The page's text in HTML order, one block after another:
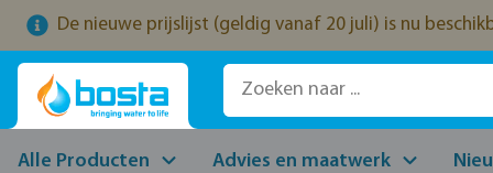
de hoofdinhoud
Ga naar de zoekopdracht
Ga naar de hoofdnavigatie
De nieuwe prijslijst (geldig vanaf 20 juli) is nu
Alle Producten Advies en maatwerk